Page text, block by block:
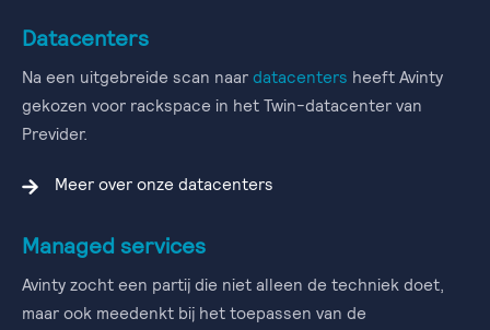
Datacenters
Na een uitgebreide scan naar datacenters heeft Avinty
gekozen voor rackspace in het Twin-datacenter van
Previder.
Meer over onze datacenters
Managed services
Avinty zocht een partij die niet alleen de techniek doet,
maar ook meedenkt bij het toepassen van de